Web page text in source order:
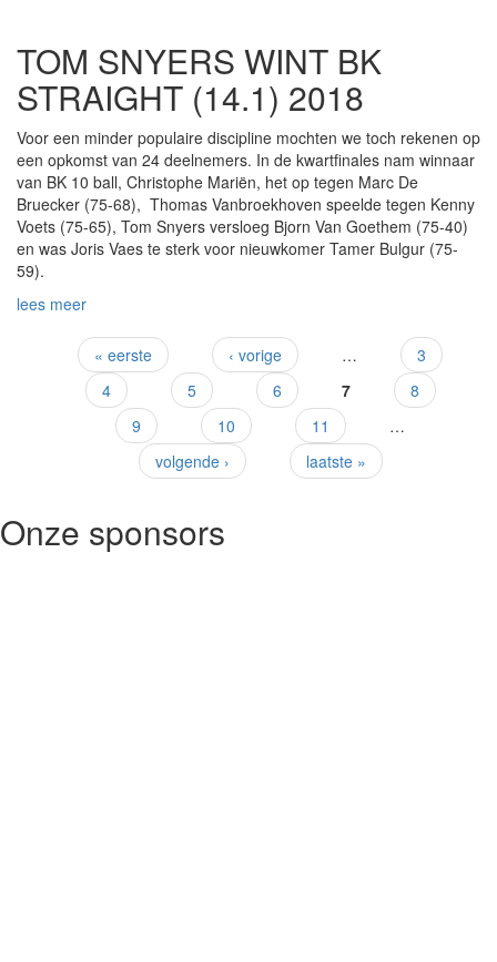
TOM SNYERS WINT BK
STRAIGHT (14.1) 2018
Voor een minder populaire discipline mochten we toch rekenen op
een opkomst van 24 deelnemers. In de kwartfinales nam winnaar
van BK 10 ball, Christophe Mariën, het op tegen Marc De
Bruecker (75-68), Thomas Vanbroekhoven speelde tegen Kenny
Voets (75-65), Tom Snyers versloeg Bjorn Van Goethem (75-40)
en was Joris Vaes te sterk voor nieuwkomer Tamer Bulgur (75-
59).
lees meer
Pagina's
« eerste ‹ vorige …
3
4
5 6 7
8
9
10 11
…
volgende ›
laatste »
Onze sponsors